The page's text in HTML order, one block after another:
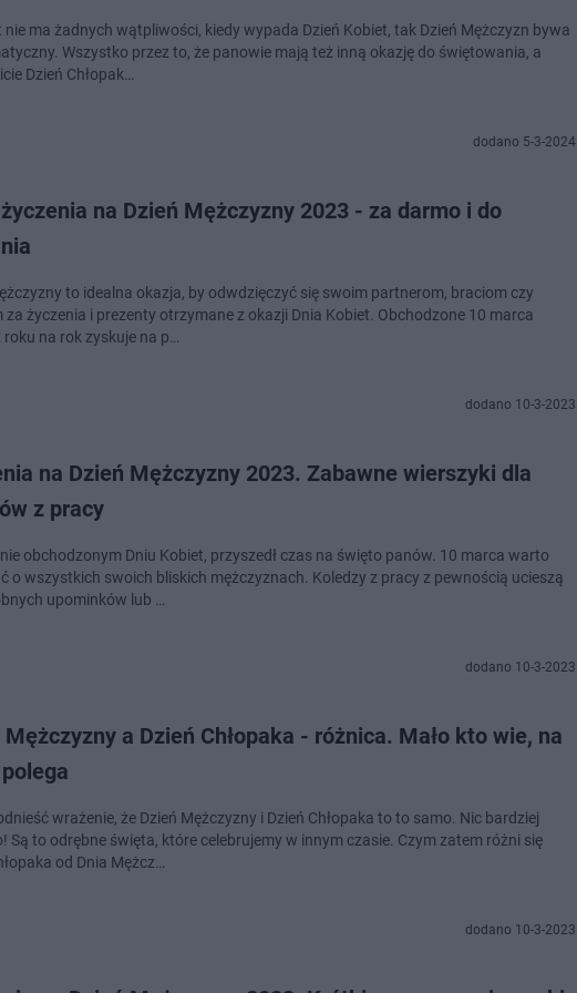
nie ma żadnych wątpliwości, kiedy wypada Dzień Kobiet, tak Dzień Mężczyzn bywa
Wszystko przez to, że panowie mają też inną okazję do świętowania, a
Dzień Chłopak…
dodano 5-3-2024
na Dzień Mężczyzny 2023 - za darmo i do
to idealna okazja, by odwdzięczyć się swoim partnerom, braciom czy
za życzenia i prezenty otrzymane z okazji Dnia Kobiet. Obchodzone 10 marca
na rok zyskuje na p…
dodano 10-3-2023
na Dzień Mężczyzny 2023. Zabawne wierszyki dla
z pracy
obchodzonym Dniu Kobiet, przyszedł czas na święto panów. 10 marca warto
o wszystkich swoich bliskich mężczyznach. Koledzy z pracy z pewnością ucieszą
upominków lub …
dodano 10-3-2023
Mężczyzny a Dzień Chłopaka - różnica. Mało kto wie, na
wrażenie, że Dzień Mężczyzny i Dzień Chłopaka to to samo. Nic bardziej
Są to odrębne święta, które celebrujemy w innym czasie. Czym zatem różni się
od Dnia Mężcz…
dodano 10-3-2023